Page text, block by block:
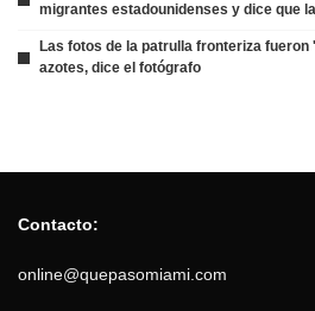
migrantes estadounidenses y dice que
Las fotos de la patrulla fronteriza
azotes, dice el fotógrafo
Contacto:
online@quepasomiami.com